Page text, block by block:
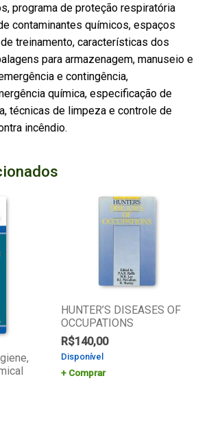
programa de proteção respiratória
contaminantes químicos, espaços
treinamento, características dos
para armazenagem, manuseio e
e contingência,
química, especificação de
técnicas de limpeza e controle de
incêndio.
HUNTER’S DISEASES OF
OCCUPATIONS
R$140,00
Disponível
Comprar